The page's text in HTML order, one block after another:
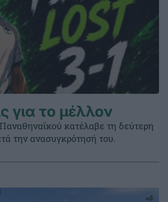
για το μέλλον
κατέλαβε τη δεύτερη
την ανασυγκρότησή του.